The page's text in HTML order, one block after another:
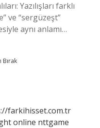
Yazılışları farklı
ve “sergüzeşt”
aynı anlamı…
Bırak
farkihisset.com.tr
online nttgame